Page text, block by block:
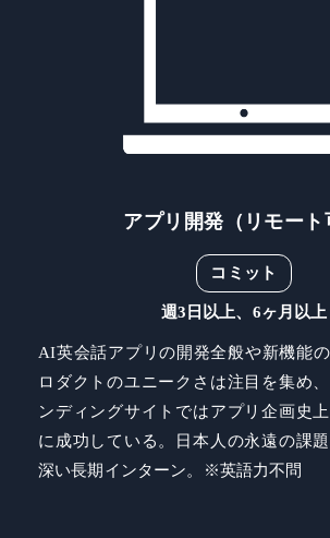
アプリ開発（リモート
コミット
週3日以上、6ヶ月以上
AI英会話アプリの開発全般や新機能
ロダクトのユニークさは注目を集め
ンディングサイトではアプリ企画史
に成功している。日本人の永遠の課
深い長期インターン。※英語力不問